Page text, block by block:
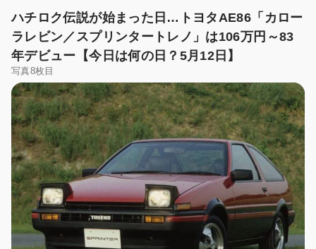
ハチロク伝説が始まった日…トヨタAE86「カロー
ラレビン／スプリンタートレノ」は106万円～83
年デビュー【今日は何の日？5月12日】
写真8枚目